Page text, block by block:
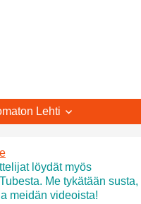
Lehti
löydät myös
Me tykätään susta,
meidän videoista!